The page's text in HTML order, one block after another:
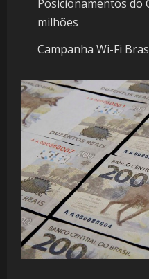
Posicionamentos do
milhões
Campanha Wi-Fi